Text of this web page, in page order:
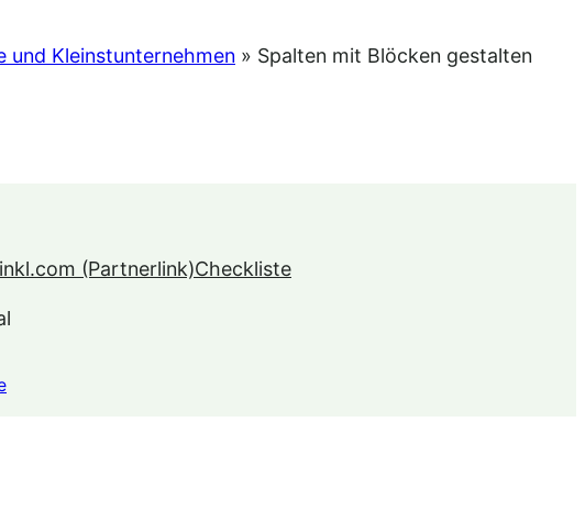
und Kleinstunternehmen » Spalten mit Blöcken gestalten
(Partnerlink)Checkliste